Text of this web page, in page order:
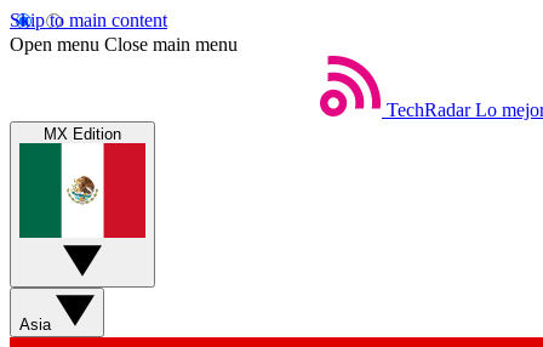
Skip to main content
Open menu Close main menu
TechRadar Lo
MX Edition
Asia